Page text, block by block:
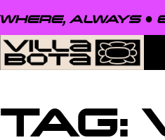
ALWAYS ●
TAG: